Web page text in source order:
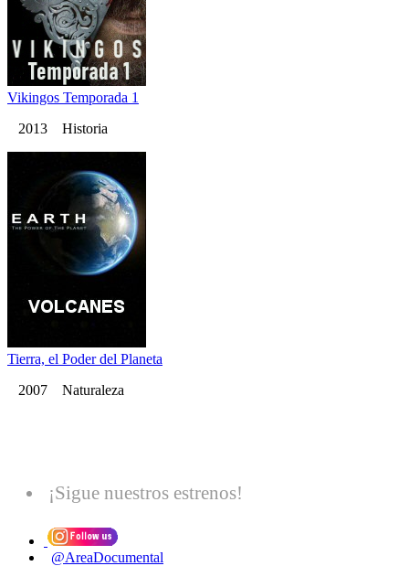
Vikingos Temporada 1
2013 Historia
Tierra, el Poder del Planeta
2007 Naturaleza
¡Sigue nuestros estrenos!
@AreaDocumental